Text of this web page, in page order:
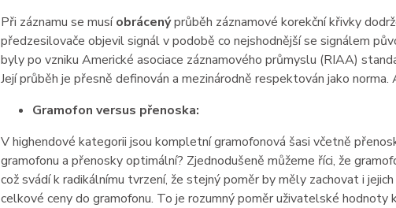
Při záznamu se musíobrácenýprůběh záznamové korekční křivky
předzesilovače objevil signál v podobě co nejshodnější se signálem
byly po vzniku Americké asociace záznamového průmyslu (RIAA)
Její průběh je přesně definován a mezinárodně respektován jako
Gramofon versus přenoska:
V highendové kategorii jsou kompletní gramofonová šasi včetně
gramofonu a přenosky optimální? Zjednodušeně můžeme říci, že
což svádí k radikálnímu tvrzení, že stejný poměr by měly zachovat i
celkové ceny do gramofonu. To je rozumný poměr uživatelské